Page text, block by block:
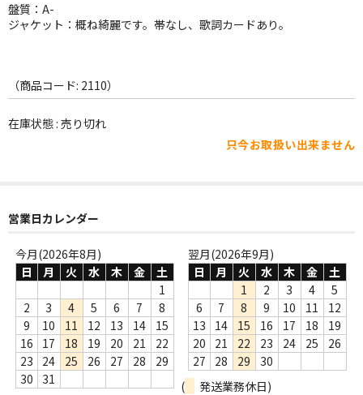
J-POP
FOLK,SSW
WORLD
Webのみ no.1
Webのみ no.2
Webのみ no.3
Webのみ no.4
盤質：A-
ジャケット：概ね綺麗です。帯なし、歌詞カードあり。
（商品コード: 2110）
在庫状態 : 売り切れ
只今お取扱い出来ません
営業日カレンダー
今月(2026年8月)
日
月 火 水 木 金
土
1
2
3 4 5 6 7
8
9
10 11 12 13 14
15
16
17 18 19 20 21
22
23
24 25 26 27 28
29
30
31
翌月(2026年9月)
日
月 火 水 木 金
土
1
2 3 4
5
6
7 8 9 10 11
12
13
14 15 16 17 18
19
20
21 22 23 24 25
26
27
28 29
30
(
発送業務休日)